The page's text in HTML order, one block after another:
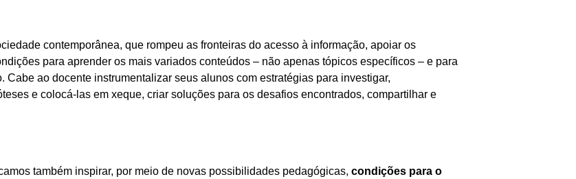
contemporânea, que rompeu as fronteiras do acesso à informação, apoiar os
para aprender os mais variados conteúdos – não apenas tópicos específicos – e para
Cabe ao docente instrumentalizar seus alunos com estratégias para investigar,
e colocá-las em xeque, criar soluções para os desafios encontrados, compartilhar e
também inspirar, por meio de novas possibilidades pedagógicas, condições para o